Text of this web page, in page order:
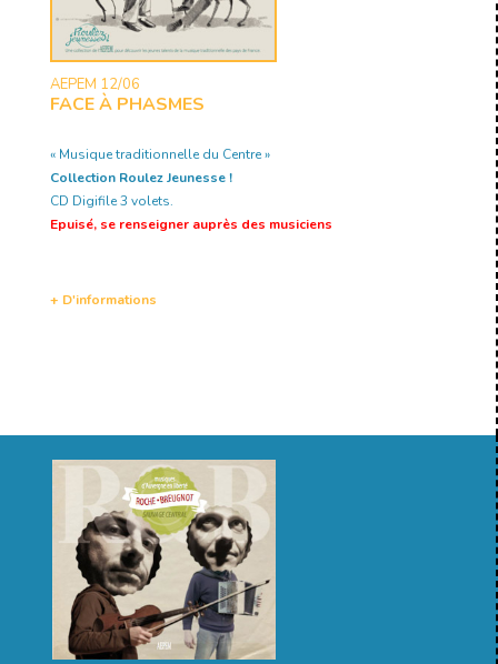
AEPEM 12/06
FACE À PHASMES
« Musique traditionnelle du Centre »
Collection Roulez Jeunesse !
CD Digifile 3 volets.
Epuisé, se renseigner auprès des musiciens
+ D'informations